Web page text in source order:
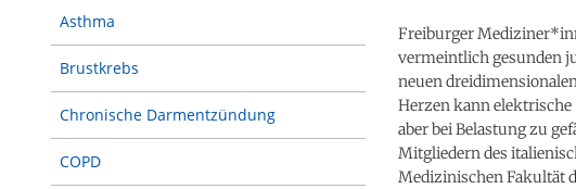
Asthma
Brustkrebs
Chronische Darmentzündung
COPD
Freiburger
vermeintlich gesunden
neuen
Herzen kann elektrische
aber bei Belastung zu
Mitgliedern des
Medizinischen Fakultät